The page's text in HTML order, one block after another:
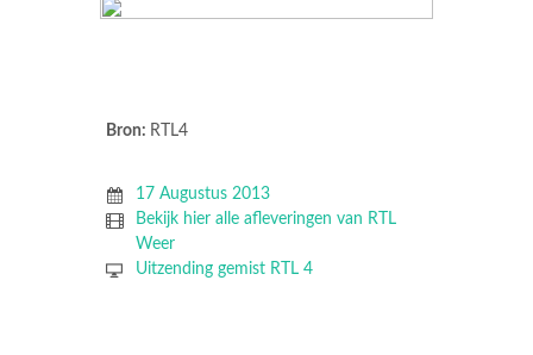
Bron: RTL4
17 Augustus 2013
Bekijk hier alle afleveringen van RTL
Weer
Uitzending gemist RTL 4